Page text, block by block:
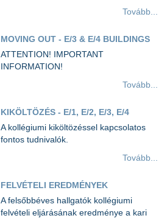
Tovább...
MOVING OUT - E/3 & E/4 BUILDINGS
ATTENTION! IMPORTANT
INFORMATION!
Tovább...
KIKÖLTÖZÉS - E/1, E/2, E/3, E/4
A kollégiumi kiköltözéssel kapcsolatos
fontos tudnivalók.
Tovább...
FELVÉTELI EREDMÉNYEK
A felsőbbéves hallgatók kollégiumi
felvételi eljárásának eredménye a kari